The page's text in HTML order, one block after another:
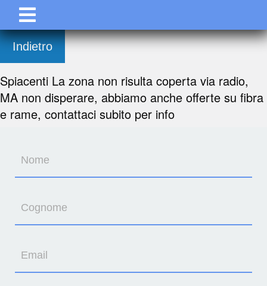
Indietro
Spiacenti La zona non risulta coperta via radio,
MA non disperare, abbiamo anche offerte su fibra
e rame, contattaci subito per info
Nome
Cognome
Email